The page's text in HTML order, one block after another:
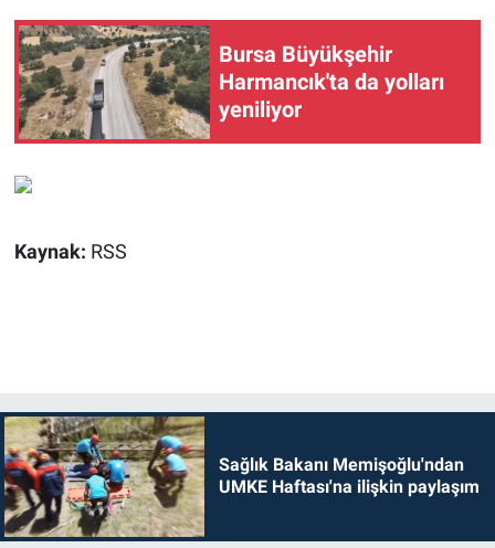
Bursa Büyükşehir
Harmancık'ta da yolları
yeniliyor
Kaynak: RSS
Sağlık Bakanı Memişoğlu'ndan
UMKE Haftası'na ilişkin paylaşım